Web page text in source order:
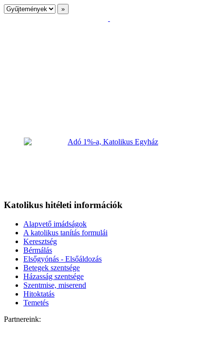
Katolikus hitéleti információk
Alapvető imádságok
A katolikus tanítás formulái
Keresztség
Bérmálás
Elsőgyónás - Elsőáldozás
Betegek szentsége
Házasság szentsége
Szentmise, miserend
Hitoktatás
Temetés
Partnereink: